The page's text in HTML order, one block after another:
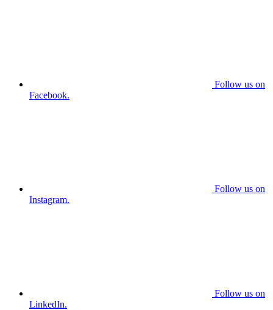
Follow us on
Facebook.
Follow us on
Instagram.
Follow us on
LinkedIn.